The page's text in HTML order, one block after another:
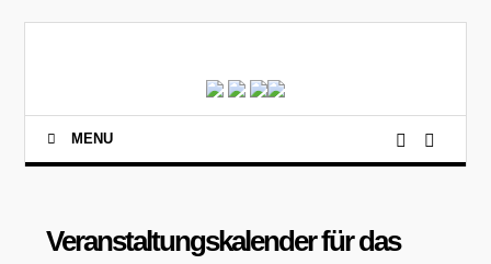
MENU
Veranstaltungskalender für das